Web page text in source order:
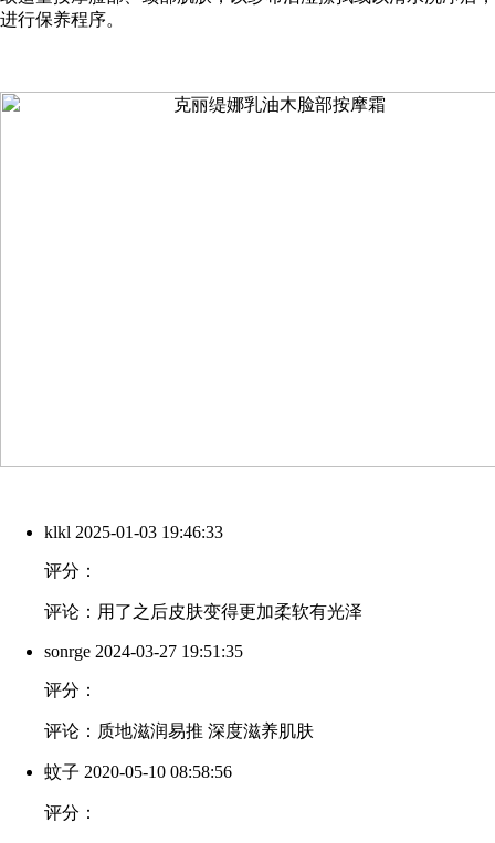
进行保养程序。
klkl 2025-01-03 19:46:33
评分：
评论：用了之后皮肤变得更加柔软有光泽
sonrge 2024-03-27 19:51:35
评分：
评论：质地滋润易推 深度滋养肌肤
蚊子 2020-05-10 08:58:56
评分：